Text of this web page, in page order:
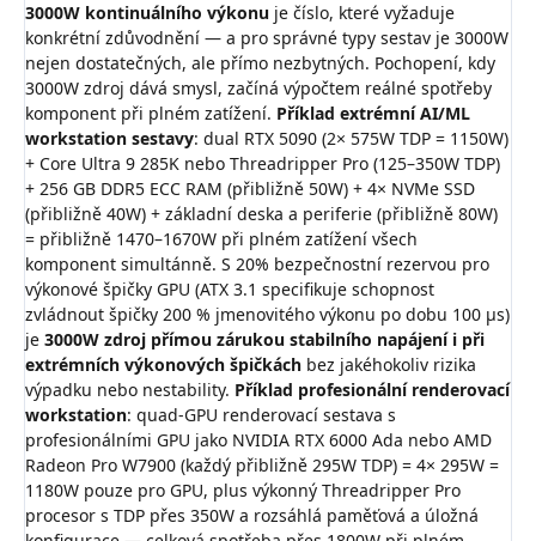
3000W kontinuálního výkonu je číslo, které vyžaduje
konkrétní zdůvodnění — a pro správné typy sestav je 3000W
nejen dostatečných, ale přímo nezbytných. Pochopení, kdy
3000W zdroj dává smysl, začíná výpočtem reálné spotřeby
komponent při plném zatížení. Příklad extrémní AI/ML
workstation sestavy: dual RTX 5090 (2× 575W TDP = 1150W)
+ Core Ultra 9 285K nebo Threadripper Pro (125–350W TDP)
+ 256 GB DDR5 ECC RAM (přibližně 50W) + 4× NVMe SSD
(přibližně 40W) + základní deska a periferie (přibližně 80W)
= přibližně 1470–1670W při plném zatížení všech
komponent simultánně. S 20% bezpečnostní rezervou pro
výkonové špičky GPU (ATX 3.1 specifikuje schopnost
zvládnout špičky 200 % jmenovitého výkonu po dobu 100 μs)
je 3000W zdroj přímou zárukou stabilního napájení i při
extrémních výkonových špičkách bez jakéhokoliv rizika
výpadku nebo nestability. Příklad profesionální renderovací
workstation: quad-GPU renderovací sestava s
profesionálními GPU jako NVIDIA RTX 6000 Ada nebo AMD
Radeon Pro W7900 (každý přibližně 295W TDP) = 4× 295W =
1180W pouze pro GPU, plus výkonný Threadripper Pro
procesor s TDP přes 350W a rozsáhlá paměťová a úložná